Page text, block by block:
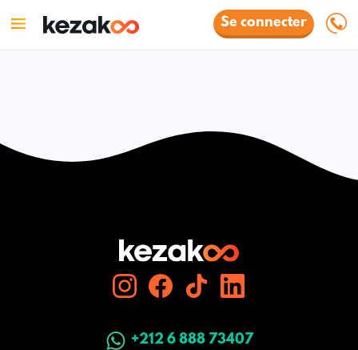
Se connecter
+212 6 888 73407